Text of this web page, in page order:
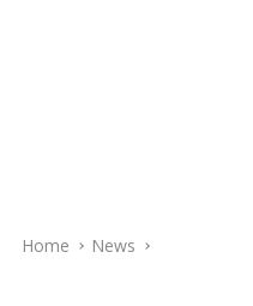
Home News